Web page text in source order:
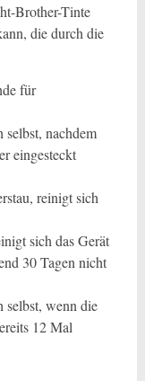
Brother-Tinte
die durch die
für
selbst, nachdem
eingesteckt
reinigt sich
sich das Gerät
30 Tagen nicht
selbst, wenn die
12 Mal